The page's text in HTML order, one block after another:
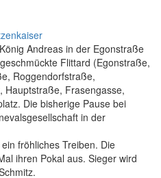
Andreas in der Egonstraße
Flittard (Egonstraße,
Roggendorfstraße,
Hauptstraße, Frasengasse,
Die bisherige Pause bei
in der
fröhliches Treiben. Die
ihren Pokal aus. Sieger wird